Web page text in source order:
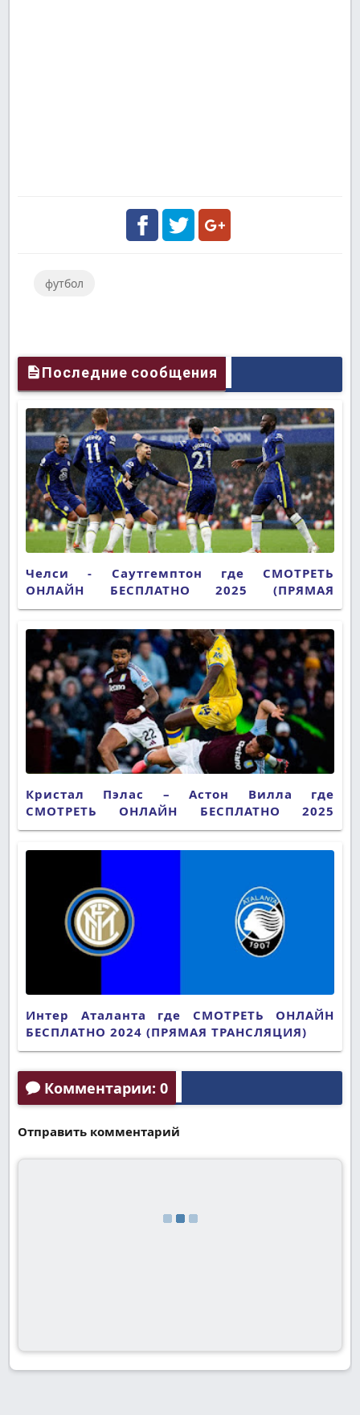
футбол
Последние сообщения
Челси - Саутгемптон где СМОТРЕТЬ
ОНЛАЙН БЕСПЛАТНО 2025 (ПРЯМАЯ
ТРАНСЛЯЦИЯ)
Кристал Пэлас – Астон Вилла где
СМОТРЕТЬ ОНЛАЙН БЕСПЛАТНО 2025
(ПРЯМАЯ ТРАНСЛЯЦИЯ)
Интер Аталанта где СМОТРЕТЬ ОНЛАЙН
БЕСПЛАТНО 2024 (ПРЯМАЯ ТРАНСЛЯЦИЯ)
Комментарии: 0
Отправить комментарий